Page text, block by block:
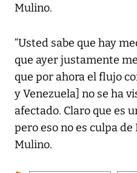
Mulino.
“Usted sabe que hay
que ayer justamente
que por ahora el flujo
y Venezuela] no se ha
afectado. Claro que es
pero eso no es culpa de
Mulino.